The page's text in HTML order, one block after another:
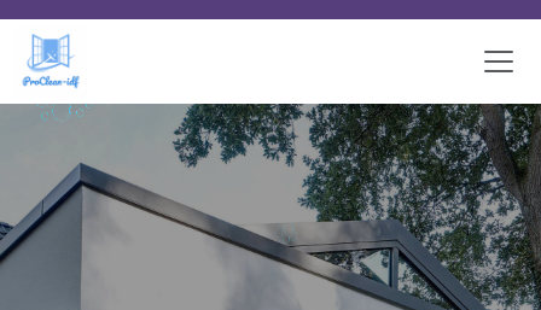
Skip to main content